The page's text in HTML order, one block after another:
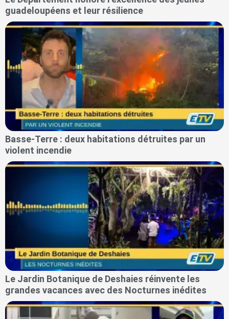
guadeloupéens et leur résilience
Basse-Terre : deux habitations détruites par un
violent incendie
Le Jardin Botanique de Deshaies réinvente les
grandes vacances avec des Nocturnes inédites